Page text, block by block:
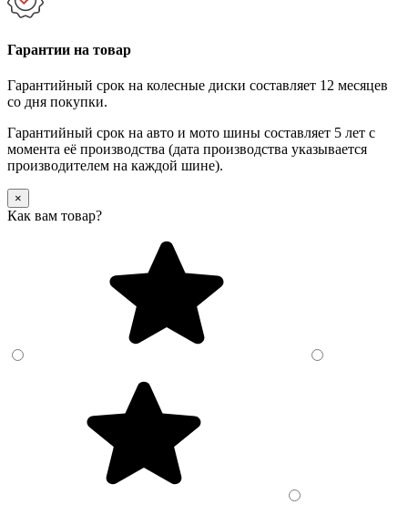
Гарантии на товар
Гарантийный срок на колесные диски составляет 12 месяцев
со дня покупки.
Гарантийный срок на авто и мото шины составляет 5 лет с
момента её производства (дата производства указывается
производителем на каждой шине).
×
Как вам товар?